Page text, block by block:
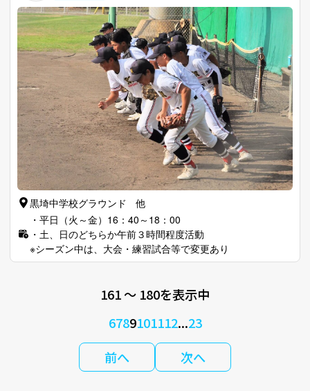
黒埼中学校グラウンド 他
・平日（火～金）16：40～18：00
・土、日のどちらか午前３時間程度活動
※シーズン中は、大会・練習試合等で変更あり
161 〜 180を表示中
6789101112...23
前へ
次へ